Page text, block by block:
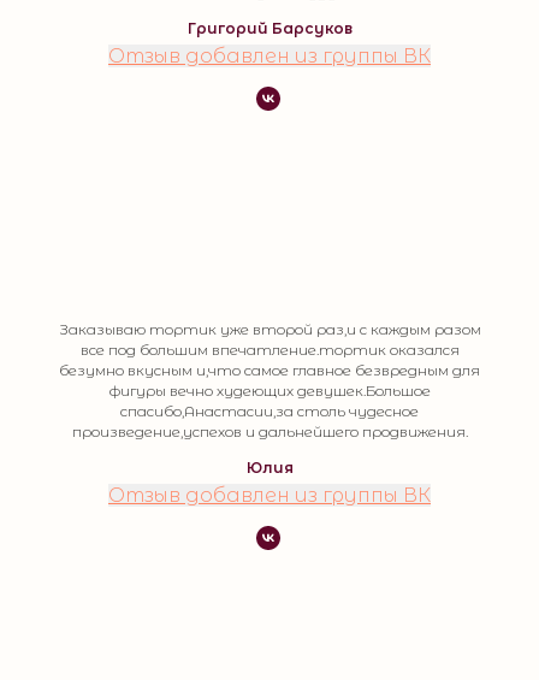
Григорий Барсуков
Отзыв добавлен из группы ВК
Заказываю тортик уже второй раз,и с каждым разом
все под большим впечатление.тортик оказался
безумно вкусным и,что самое главное безвредным для
фигуры вечно худеющих девушек.Большое
спасибо,Анастасии,за столь чудесное
произведение,успехов и дальнейшего продвижения.
Юлия
Отзыв добавлен из группы ВК